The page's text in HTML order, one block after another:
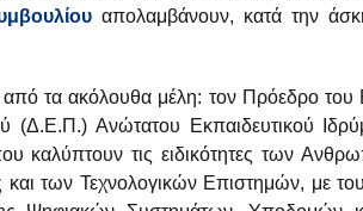
απολαμβάνουν, κατά την
από τα ακόλουθα μέλη: τον Πρόεδρο
(Δ.Ε.Π.) Ανώτατου Εκπαιδευτικού
καλύπτουν τις ειδικότητες των
των Τεχνολογικών Επιστημών, με